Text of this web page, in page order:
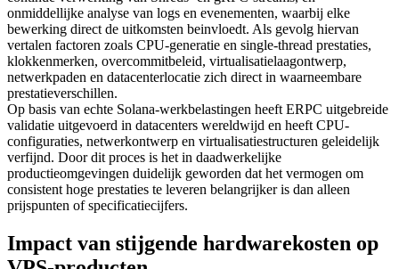
onmiddellijke analyse van logs en evenementen, waarbij elke
bewerking direct de uitkomsten beinvloedt. Als gevolg hiervan
vertalen factoren zoals CPU-generatie en single-thread prestaties,
klokkenmerken, overcommitbeleid, virtualisatielaagontwerp,
netwerkpaden en datacenterlocatie zich direct in waarneembare
prestatieverschillen.
Op basis van echte Solana-werkbelastingen heeft ERPC uitgebreide
validatie uitgevoerd in datacenters wereldwijd en heeft CPU-
configuraties, netwerkontwerp en virtualisatiestructuren geleidelijk
verfijnd. Door dit proces is het in daadwerkelijke
productieomgevingen duidelijk geworden dat het vermogen om
consistent hoge prestaties te leveren belangrijker is dan alleen
prijspunten of specificatiecijfers.
Impact van stijgende hardwarekosten op